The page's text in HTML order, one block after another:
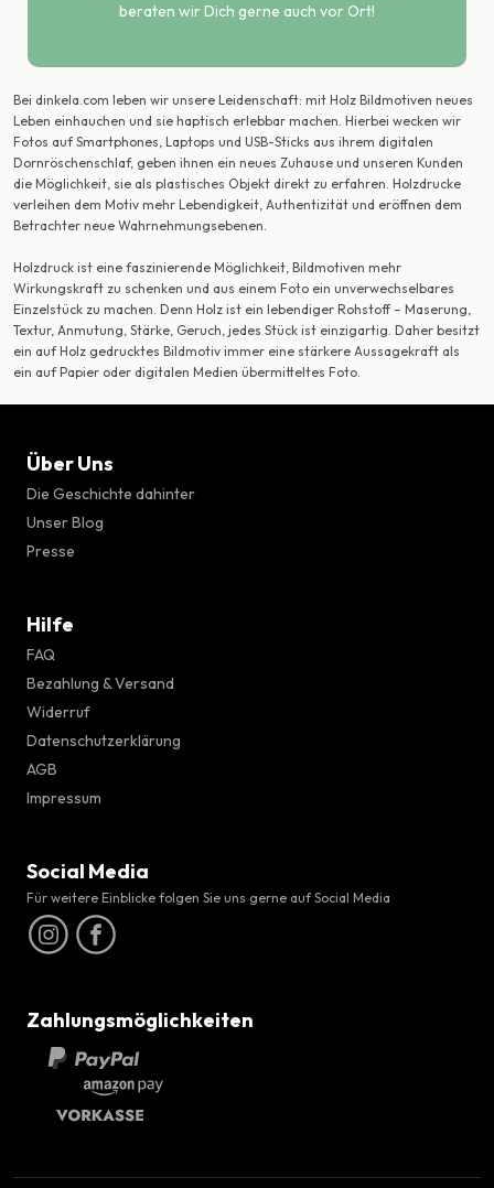
beraten wir Dich gerne auch vor Ort!
Bei dinkela.com leben wir unsere Leidenschaft: mit Holz Bildmotiven neues
Leben einhauchen und sie haptisch erlebbar machen. Hierbei wecken wir
Fotos auf Smartphones, Laptops und USB-Sticks aus ihrem digitalen
Dornröschenschlaf, geben ihnen ein neues Zuhause und unseren Kunden
die Möglichkeit, sie als plastisches Objekt direkt zu erfahren. Holzdrucke
verleihen dem Motiv mehr Lebendigkeit, Authentizität und eröffnen dem
Betrachter neue Wahrnehmungsebenen.
Holzdruck ist eine faszinierende Möglichkeit, Bildmotiven mehr
Wirkungskraft zu schenken und aus einem Foto ein unverwechselbares
Einzelstück zu machen. Denn Holz ist ein lebendiger Rohstoff – Maserung,
Textur, Anmutung, Stärke, Geruch, jedes Stück ist einzigartig. Daher besitzt
ein auf Holz gedrucktes Bildmotiv immer eine stärkere Aussagekraft als
ein auf Papier oder digitalen Medien übermitteltes Foto.
Über Uns
Die Geschichte dahinter
Unser Blog
Presse
Hilfe
FAQ
Bezahlung & Versand
Widerruf
Datenschutzerklärung
AGB
Impressum
Social Media
Für weitere Einblicke folgen Sie uns gerne auf Social Media
Zahlungsmöglichkeiten